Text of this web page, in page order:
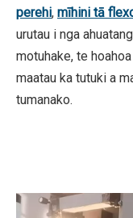
perehi, mīhini tā
urutau i nga
motuhake, te
maatau ka tutuki a
tumanako.